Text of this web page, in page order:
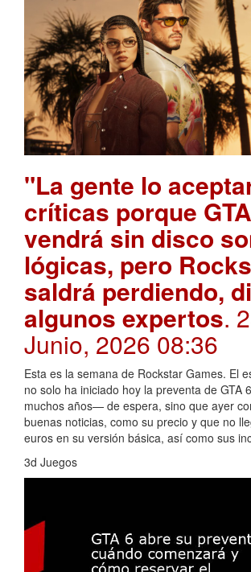
"La gente lo
críticas porque
vendrá sin disco
lógicas, pero
saldrá perdiendo,
algunos expertos.
Junio, 2026 08:36
Esta es la semana de Rockstar Games. El
no solo ha iniciado hoy la preventa de GTA
muchos años— de espera, sino que ayer
buenas noticias, como su precio y que no
euros en su versión básica, así como sus
3d Juegos